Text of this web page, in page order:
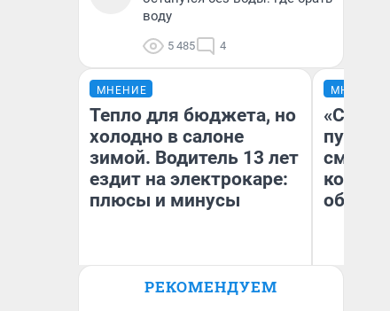
воду
5 485 4
МНЕНИЕ
Тепло для бюджета, но
холодно в салоне
зимой. Водитель 13 лет
ездит на электрокаре:
плюсы и минусы
Денис Дедюхин
МНЕНИЕ
РЕКОМЕНДУЕМ